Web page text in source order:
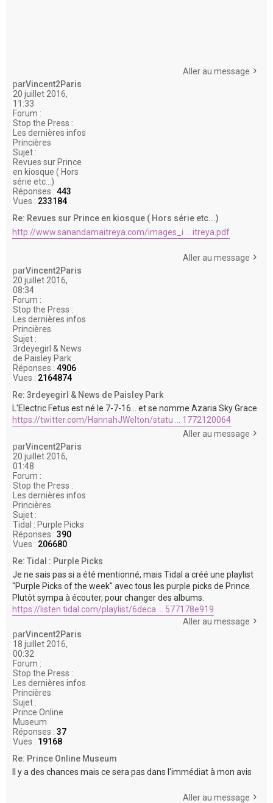
Aller au message
parVincent2Paris
20 juillet 2016,
11:33
Forum :
Stop the Press :
Les dernières infos
Princières
Sujet :
Revues sur Prince
en kiosque ( Hors
série etc...)
Réponses : 443
Vues : 233184
Re: Revues sur Prince en kiosque ( Hors série etc...)
http://www.sanandamaitreya.com/images_i ... itreya.pdf
Aller au message
parVincent2Paris
20 juillet 2016,
08:34
Forum :
Stop the Press :
Les dernières infos
Princières
Sujet :
3rdeyegirl & News
de Paisley Park
Réponses : 4906
Vues : 2164874
Re: 3rdeyegirl & News de Paisley Park
L'Electric Fetus est né le 7-7-16... et se nomme Azaria Sky Grace
https://twitter.com/HannahJWelton/statu ... 1772120064
Aller au message
parVincent2Paris
20 juillet 2016,
01:48
Forum :
Stop the Press :
Les dernières infos
Princières
Sujet :
Tidal : Purple Picks
Réponses : 390
Vues : 206680
Re: Tidal : Purple Picks
Je ne sais pas si a été mentionné, mais Tidal a créé une playlist
"Purple Picks of the week" avec tous les purple picks de Prince.
Plutôt sympa à écouter, pour changer des albums.
https://listen.tidal.com/playlist/6deca ... 577178e919
Aller au message
parVincent2Paris
18 juillet 2016,
00:32
Forum :
Stop the Press :
Les dernières infos
Princières
Sujet :
Prince Online
Museum
Réponses : 37
Vues : 19168
Re: Prince Online Museum
Il y a des chances mais ce sera pas dans l'immédiat à mon avis
Aller au message